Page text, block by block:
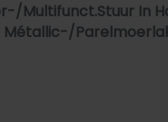
Multifunct.Stuur In
Métallic-/